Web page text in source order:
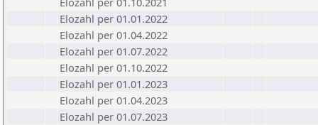
Elozahl per 01.01.2022
Elozahl per 01.04.2022
Elozahl per 01.07.2022
Elozahl per 01.10.2022
Elozahl per 01.01.2023
Elozahl per 01.04.2023
Elozahl per 01.07.2023